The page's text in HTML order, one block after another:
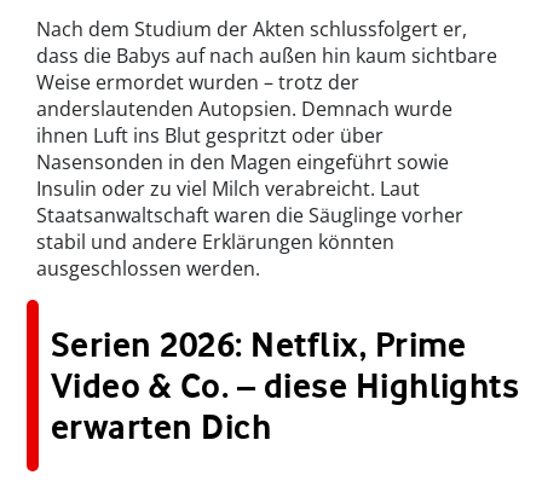
Nach dem Studium der Akten schlussfolgert er,
dass die Babys auf nach außen hin kaum sichtbare
Weise ermordet wurden – trotz der
anderslautenden Autopsien. Demnach wurde
ihnen Luft ins Blut gespritzt oder über
Nasensonden in den Magen eingeführt sowie
Insulin oder zu viel Milch verabreicht. Laut
Staatsanwaltschaft waren die Säuglinge vorher
stabil und andere Erklärungen könnten
ausgeschlossen werden.
Serien 2026: Netflix, Prime
Video & Co. – diese Highlights
erwarten Dich